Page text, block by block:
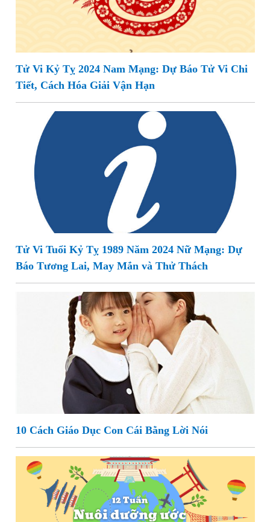
Tử Vi Kỷ Tỵ 2024 Nam Mạng: Dự Báo Tử Vi Chi
Tiết, Cách Hóa Giải Vận Hạn
Tử Vi Tuổi Kỷ Tỵ 1989 Năm 2024 Nữ Mạng: Dự
Báo Tương Lai, May Mắn và Thử Thách
10 Cách Giáo Dục Con Cái Bằng Lời Nói